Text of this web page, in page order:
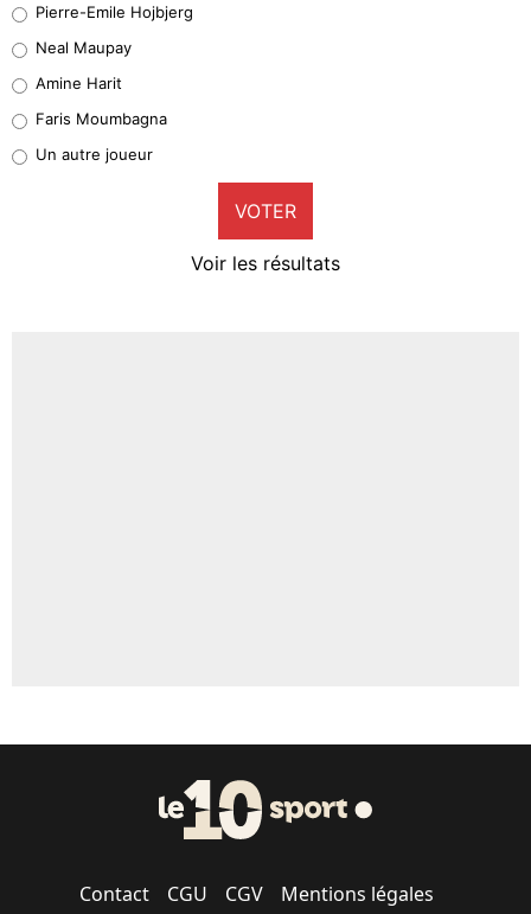
5%
1%
9%
Pierre-Emile Hojbjerg
Neal Maupay
Amine Harit
Faris Moumbagna
Un autre joueur
VOTER
Voir les résultats
Contact CGU CGV Mentions légales